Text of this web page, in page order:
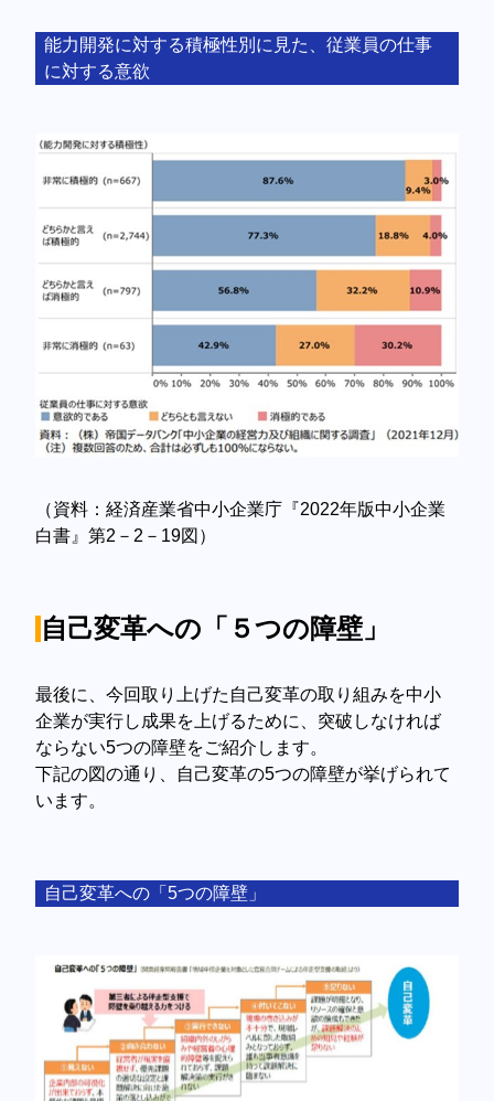
能力開発に対する積極性別に見た、従業員の仕事
に対する意欲
（資料：経済産業省中小企業庁『2022年版中小企業
白書』第2－2－19図）
自己変革への「５つの障壁」​
最後に、今回取り上げた自己変革の取り組みを中小
企業が実行し成果を上げるために、突破しなければ
ならない5つの障壁をご紹介します。
下記の図の通り、自己変革の5つの障壁が挙げられて
います。
自己変革への「5つの障壁」